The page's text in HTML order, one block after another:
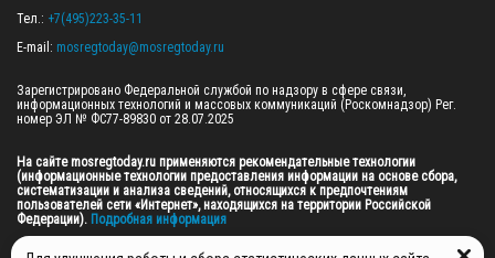
Тел.: +7(495)223-35-11
E-mail: mosregtoday@mosregtoday.ru
Зарегистрировано Федеральной службой по надзору в сфере связи,
информационных технологий и массовых коммуникаций (Роскомнадзор) Рег.
номер ЭЛ № ФС77-89830 от 28.07.2025
На сайте mosregtoday.ru применяются рекомендательные технологии
(информационные технологии предоставления информации на основе сбора,
систематизации и анализа сведений, относящихся к предпочтениям
пользователей сети «Интернет», находящихся на территории Российской
Федерации). Подробная информация
© 2026 ПРАВА НА ВСЕ МАТЕРИАЛЫ САЙТА ПРИНАДЛЕЖАТ ГАУ МО "ЦИФРОВЫЕ